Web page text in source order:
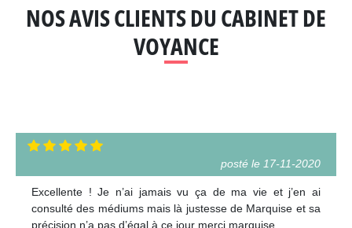
NOS AVIS CLIENTS DU CABINET DE
VOYANCE
posté le 17-11-2020
Excellente ! Je n’ai jamais vu ça de ma vie et j’en ai
consulté des médiums mais là justesse de Marquise et sa
précision n’a pas d’égal à ce jour merci marquise